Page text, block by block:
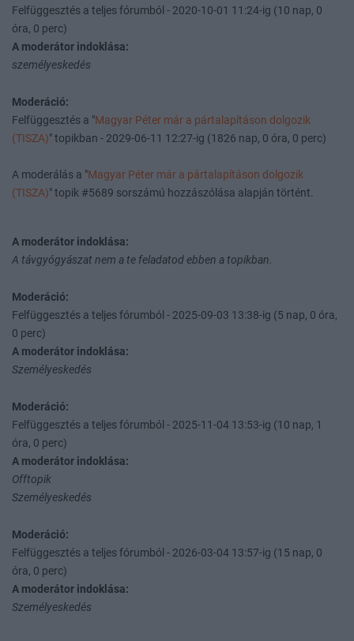
Felfüggesztés a teljes fórumból - 2020-10-01 11:24-ig (10 nap, 0
óra, 0 perc)
A moderátor indoklása:
személyeskedés
Moderáció:
Felfüggesztés a "Magyar Péter már a pártalapításon dolgozik
(TISZA)" topikban - 2029-06-11 12:27-ig (1826 nap, 0 óra, 0 perc)
A moderálás a "Magyar Péter már a pártalapításon dolgozik
(TISZA)" topik #5689 sorszámú hozzászólása alapján történt.
A moderátor indoklása:
A távgyógyászat nem a te feladatod ebben a topikban.
Moderáció:
Felfüggesztés a teljes fórumból - 2025-09-03 13:38-ig (5 nap, 0 óra,
0 perc)
A moderátor indoklása:
Személyeskedés
Moderáció:
Felfüggesztés a teljes fórumból - 2025-11-04 13:53-ig (10 nap, 1
óra, 0 perc)
A moderátor indoklása:
Offtopik
Személyeskedés
Moderáció:
Felfüggesztés a teljes fórumból - 2026-03-04 13:57-ig (15 nap, 0
óra, 0 perc)
A moderátor indoklása:
Személyeskedés